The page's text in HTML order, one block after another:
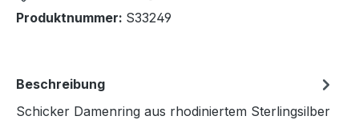
Produktnummer: S33249
Beschreibung
Schicker Damenring aus rhodiniertem Sterlingsilber